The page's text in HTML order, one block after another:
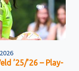
’25/’26 – Play-